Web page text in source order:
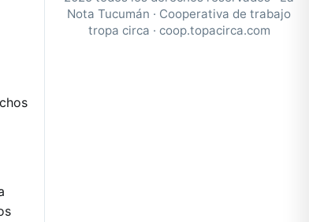
Nota Tucumán · Cooperativa de trabajo
tropa circa · coop.topacirca.com